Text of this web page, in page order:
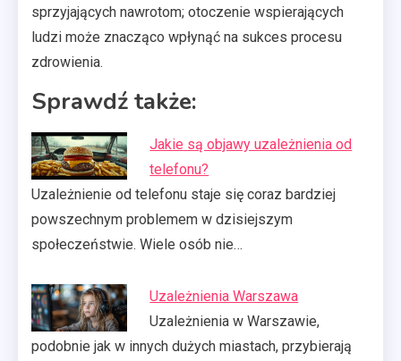
sprzyjających nawrotom; otoczenie wspierających
ludzi może znacząco wpłynąć na sukces procesu
zdrowienia.
Sprawdź także:
Jakie są objawy uzależnienia od
telefonu?
Uzależnienie od telefonu staje się coraz bardziej
powszechnym problemem w dzisiejszym
społeczeństwie. Wiele osób nie…
Uzależnienia Warszawa
Uzależnienia w Warszawie,
podobnie jak w innych dużych miastach, przybierają